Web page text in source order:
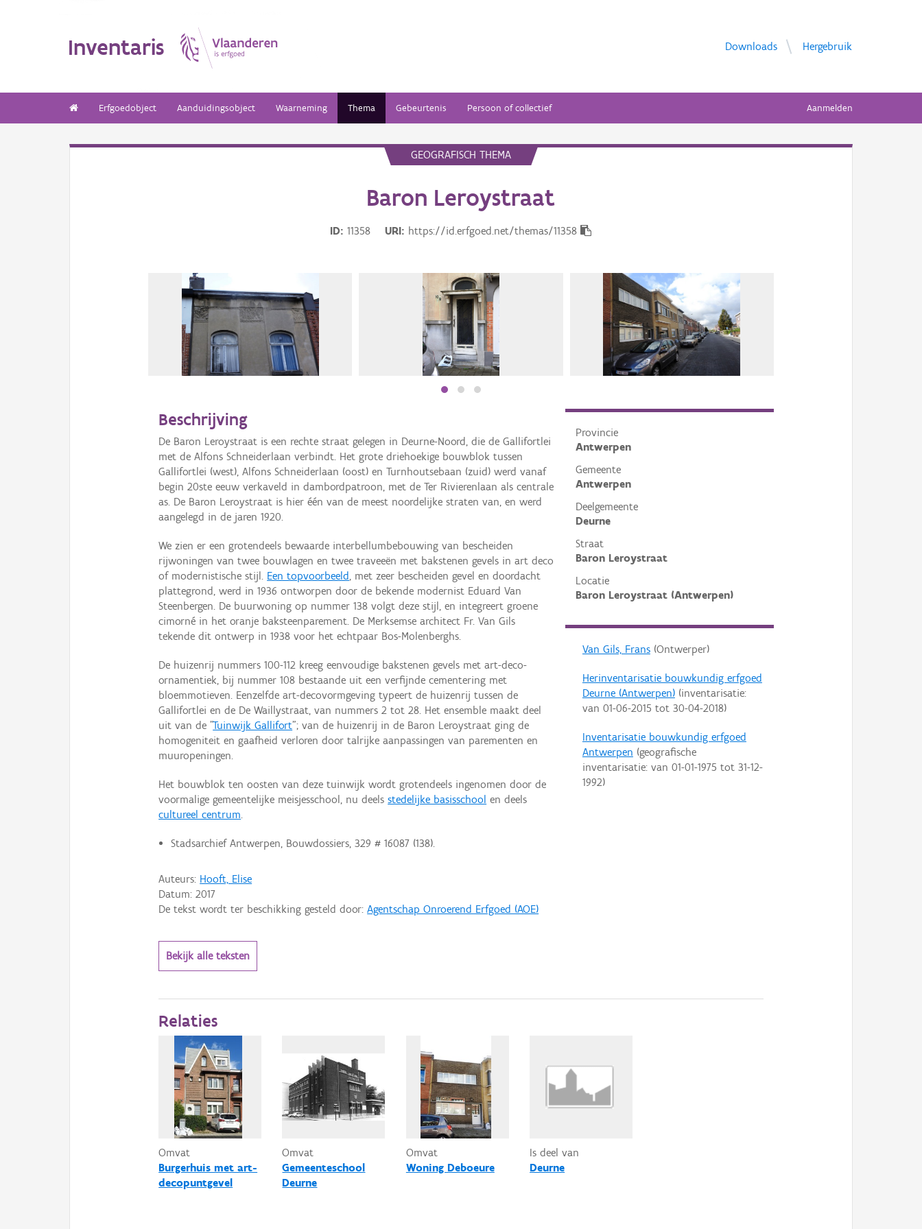
Inventaris Downloads Hergebruik
Erfgoedobject Aanduidingsobject Waarneming Thema Gebeurtenis Persoon of collectief Aanmelden
GEOGRAFISCH THEMA
Baron Leroystraat
ID 11358 URI https://id.erfgoed.net/themas/11358
Provincie
Antwerpen
Gemeente
Antwerpen
Deelgemeente
Deurne
Straat
Baron Leroystraat
Locatie
Baron Leroystraat (Antwerpen)
Van Gils, Frans(Ontwerper)
Herinventarisatie bouwkundig erfgoed
Deurne (Antwerpen)(inventarisatie:
van 01-06-2015 tot 30-04-2018)
Inventarisatie bouwkundig erfgoed
Antwerpen (geografische
inventarisatie: van 01-01-1975 tot 31-12-
1992)
Beschrijving
De Baron Leroystraat is een rechte straat gelegen in Deurne-Noord, die de Gallifortlei
met de Alfons Schneiderlaan verbindt. Het grote driehoekige bouwblok tussen
Gallifortlei (west), Alfons Schneiderlaan (oost) en Turnhoutsebaan (zuid) werd vanaf
begin 20ste eeuw verkaveld in dambordpatroon, met de Ter Rivierenlaan als centrale
as. De Baron Leroystraat is hier één van de meest noordelijke straten van, en werd
aangelegd in de jaren 1920.
We zien er een grotendeels bewaarde interbellumbebouwing van bescheiden
rijwoningen van twee bouwlagen en twee traveeën met bakstenen gevels in art deco
of modernistische stijl. Een topvoorbeeld, met zeer bescheiden gevel en doordacht
plattegrond, werd in 1936 ontworpen door de bekende modernist Eduard Van
Steenbergen. De buurwoning op nummer 138 volgt deze stijl, en integreert groene
cimorné in het oranje baksteenparement. De Merksemse architect Fr. Van Gils
tekende dit ontwerp in 1938 voor het echtpaar Bos-Molenberghs.
De huizenrij nummers 100-112 kreeg eenvoudige bakstenen gevels met art-deco-
ornamentiek, bij nummer 108 bestaande uit een verfijnde cementering met
bloemmotieven. Eenzelfde art-decovormgeving typeert de huizenrij tussen de
Gallifortlei en de De Waillystraat, van nummers 2 tot 28. Het ensemble maakt deel
uit van de "Tuinwijk Gallifort"; van de huizenrij in de Baron Leroystraat ging de
homogeniteit en gaafheid verloren door talrijke aanpassingen van parementen en
muuropeningen.
Het bouwblok ten oosten van deze tuinwijk wordt grotendeels ingenomen door de
voormalige gemeentelijke meisjesschool, nu deelsstedelijke basisschool en deels
cultureel centrum.
Stadsarchief Antwerpen, Bouwdossiers, 329 # 16087 (138).
Auteurs: Hooft, Elise
Datum:2017
De tekst wordt ter beschikking gesteld door:Agentschap Onroerend Erfgoed (AOE)
Bekijk alle teksten
Relaties
Omvat
Burgerhuis met art-
decopuntgevel
Omvat
Gemeenteschool
Deurne
Omvat
Woning Deboeure
Is deel van
Deurne